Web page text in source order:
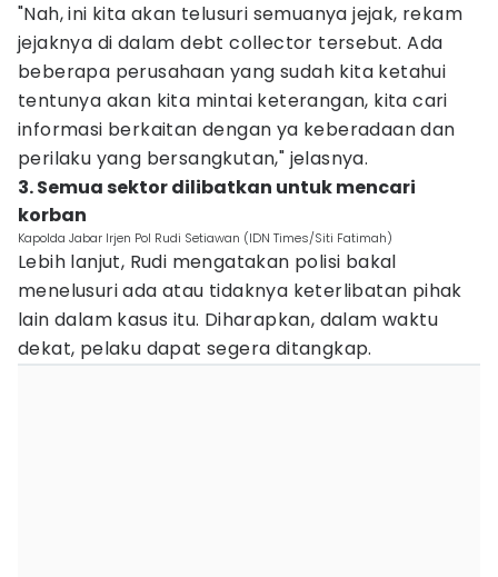
"Nah, ini kita akan telusuri semuanya jejak, rekam
jejaknya di dalam debt collector tersebut. Ada
beberapa perusahaan yang sudah kita ketahui
tentunya akan kita mintai keterangan, kita cari
informasi berkaitan dengan ya keberadaan dan
perilaku yang bersangkutan," jelasnya.
3. Semua sektor dilibatkan untuk mencari
korban
Kapolda Jabar Irjen Pol Rudi Setiawan (IDN Times/Siti Fatimah)
Lebih lanjut, Rudi mengatakan polisi bakal
menelusuri ada atau tidaknya keterlibatan pihak
lain dalam kasus itu. Diharapkan, dalam waktu
dekat, pelaku dapat segera ditangkap.